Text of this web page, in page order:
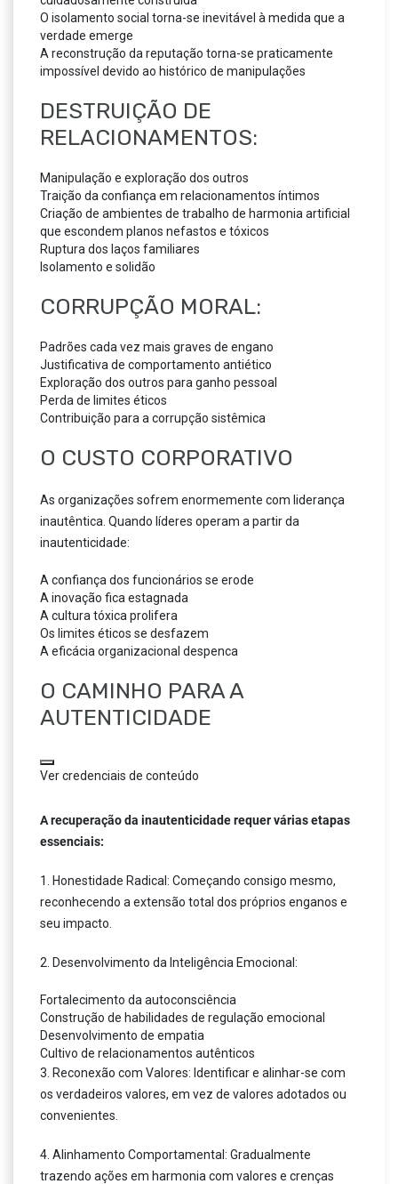
O isolamento social torna-se inevitável à medida que a
verdade emerge
A reconstrução da reputação torna-se praticamente
impossível devido ao histórico de manipulações
DESTRUIÇÃO DE
RELACIONAMENTOS:
Manipulação e exploração dos outros
Traição da confiança em relacionamentos íntimos
Criação de ambientes de trabalho de harmonia artificial
que escondem planos nefastos e tóxicos
Ruptura dos laços familiares
Isolamento e solidão
CORRUPÇÃO MORAL:
Padrões cada vez mais graves de engano
Justificativa de comportamento antiético
Exploração dos outros para ganho pessoal
Perda de limites éticos
Contribuição para a corrupção sistêmica
O CUSTO CORPORATIVO
As organizações sofrem enormemente com liderança
inautêntica. Quando líderes operam a partir da
inautenticidade:
A confiança dos funcionários se erode
A inovação fica estagnada
A cultura tóxica prolifera
Os limites éticos se desfazem
A eficácia organizacional despenca
O CAMINHO PARA A
AUTENTICIDADE
Ver credenciais de conteúdo
A recuperação da inautenticidade requer várias etapas
essenciais:
1. Honestidade Radical: Começando consigo mesmo,
reconhecendo a extensão total dos próprios enganos e
seu impacto.
2. Desenvolvimento da Inteligência Emocional:
Fortalecimento da autoconsciência
Construção de habilidades de regulação emocional
Desenvolvimento de empatia
Cultivo de relacionamentos autênticos
3. Reconexão com Valores: Identificar e alinhar-se com
os verdadeiros valores, em vez de valores adotados ou
convenientes.
4. Alinhamento Comportamental: Gradualmente
trazendo ações em harmonia com valores e crenças